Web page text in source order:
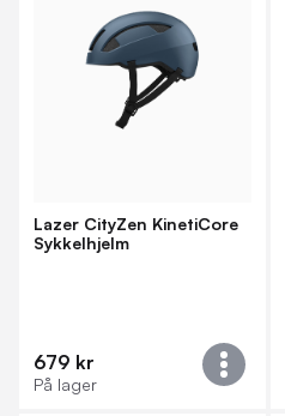
Lazer CityZen KinetiCore
Sykkelhjelm
679 kr
På lager